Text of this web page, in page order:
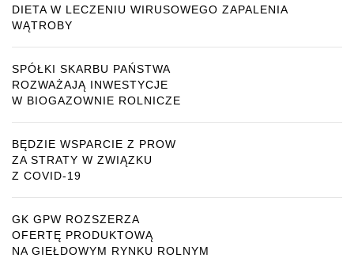
DIETA W LECZENIU WIRUSOWEGO ZAPALENIA
WĄTROBY
SPÓŁKI SKARBU PAŃSTWA
ROZWAŻAJĄ INWESTYCJE
W BIOGAZOWNIE ROLNICZE
BĘDZIE WSPARCIE Z PROW
ZA STRATY W ZWIĄZKU
Z COVID-19
GK GPW ROZSZERZA
OFERTĘ PRODUKTOWĄ
NA GIEŁDOWYM RYNKU ROLNYM